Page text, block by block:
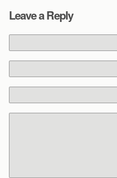
Leave a Reply